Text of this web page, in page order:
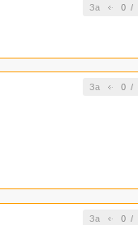
За 0/
За 0/
За 0/